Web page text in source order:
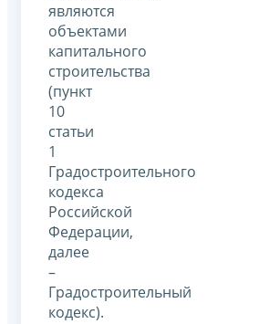
являются
объектами
капитального
строительства
(пункт
10
статьи
1
Градостроительного
кодекса
Российской
Федерации,
далее
–
Градостроительный
кодекс).